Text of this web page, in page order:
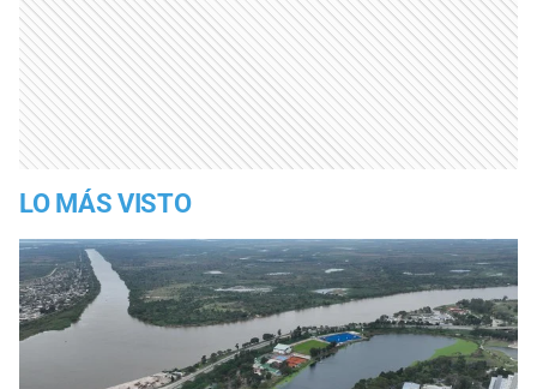
LO MÁS VISTO